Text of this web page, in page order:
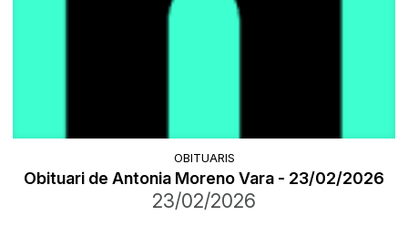
OBITUARIS
Obituari de Antonia Moreno Vara - 23/02/2026
23/02/2026